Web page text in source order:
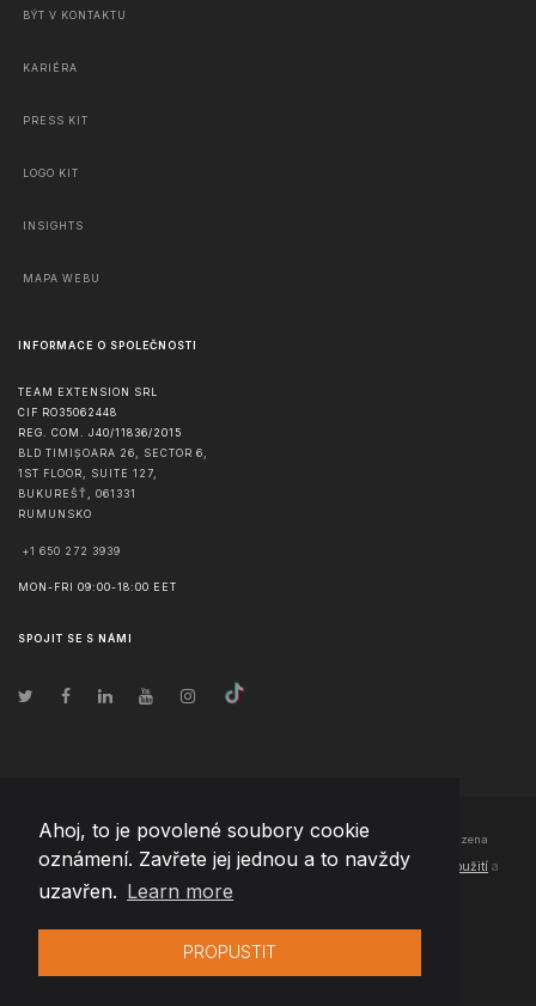
Ahoj, to je povolené soubory cookie
oznámení. Zavřete jej jednou a to navždy
uzavřen. Learn more
PROPUSTIT
BÝT V KONTAKTU
KARIÉRA
PRESS KIT
LOGO KIT
INSIGHTS
MAPA WEBU
INFORMACE O SPOLEČNOSTI
TEAM EXTENSION SRL
CIF RO35062448
REG. COM. J40/11836/2015
BLD TIMIȘOARA 26, SECTOR 6,
1ST FLOOR, SUITE 127,
BUKUREŠŤ , 061331
RUMUNSKO
+1 650 272 3939
MON-FRI 09:00-18:00 EET
SPOJIT SE S NÁMI
© Copyright2026 Team Extension Czech Republic- Všechna práva vyhrazena
Changelog● Používáním těchto stránek souhlasíte s našimiPodmínky použití a
Politika soukromí